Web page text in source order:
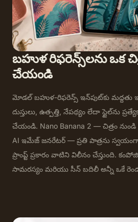
బహుళ రిఫరెన్స్‌లను ఒక
చేయండి
మోడల్ బహుళ-రిఫరెన్స్ ఇన్‌పుట్‌కు మద్దతు
దుస్తులు, ఉత్పత్తి, నేపథ్యం లేదా స్టైల్‌ను
చేయండి. Nano Banana 2 — చిత్రం
AI ఇమేజ్ జనరేటర్ — ప్రతి పాత్రను
ప్రాంప్ట్ ప్రకారం వాటిని విలీనం చేస్తుంది.
సామరస్యం మరియు సీన్ బదిలీ అన్నీ ఒకే